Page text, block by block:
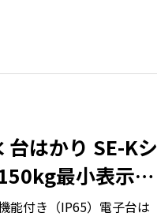
はかり SE-Kシ
最小表示
能付き（IP65）電子台は